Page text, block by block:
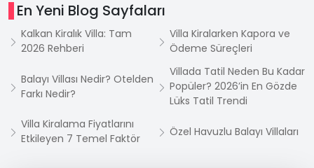
En Yeni Blog Sayfaları
Kalkan Kiralık Villa: Tam
2026 Rehberi
Villa Kiralarken Kapora ve
Ödeme Süreçleri
Balayı Villası Nedir? Otelden
Farkı Nedir?
Villada Tatil Neden Bu Kadar
Popüler? 2026’in En Gözde
Lüks Tatil Trendi
Villa Kiralama Fiyatlarını
Etkileyen 7 Temel Faktör
Özel Havuzlu Balayı Villaları